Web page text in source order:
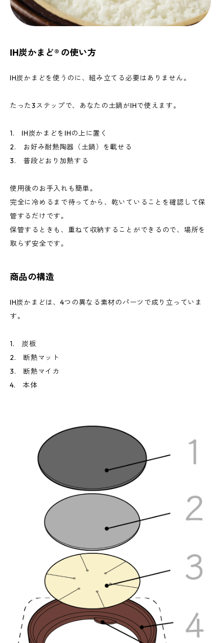
IH炭かまど® の使い方
IH炭かまどを使うのに、組み立てる必要はありません。
たった3ステップで、あなたの土鍋がIHで使えます。
1. IH炭かまどをIHの上に置く
2. お好み耐熱陶器（土鍋）を載せる
3. 普段どおり加熱する
使用後のお手入れも簡単。
完全に冷めるまで待ってから、乾いていることを確認して保
管するだけです。
保管するときも、重ねて収納することができるので、場所を
取らず安全です。
商品の構造
IH炭かまどは、4つの異なる素材のパーツで成り立っていま
す。
1. 炭板
2. 断熱マット
3. 断熱マイカ
4. 本体